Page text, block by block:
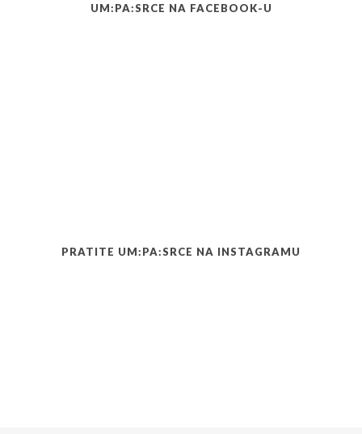
UM:PA:SRCE NA FACEBOOK-U
PRATITE UM:PA:SRCE NA INSTAGRAMU